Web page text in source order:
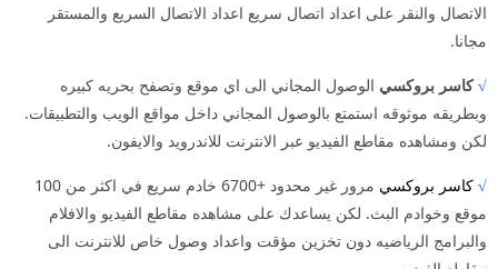
الاتصال والنقر على اعداد اتصال سريع اعداد الاتصال السريع والمستقر
مجانا.
√ كاسر بروكسي الوصول المجاني الى اي موقع وتصفح بحريه كبيره
وبطريقه موثوقه استمتع بالوصول المجاني داخل مواقع الويب والتطبيقات.
لكن ومشاهده مقاطع الفيديو عبر الانترنت للاندرويد والايفون.
√ كاسر بروكسي
مرور غير محدود +6700 خادم سريع في اكثر من 100
موقع وخوادم البث. لكن يساعدك على مشاهده مقاطع الفيديو والافلام
والبرامج الرياضيه دون تخزين مؤقت واعداد وصول خاص للانترنت الى